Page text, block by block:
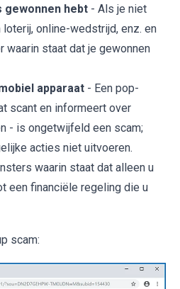
gewonnen hebt - Als je niet
loterij, online-wedstrijd, enz. en
staat dat je gewonnen
apparaat - Een pop-
scant en informeert over
- is ongetwijfeld een scam;
acties niet uitvoeren.
waarin staat dat alleen u
een financiële regeling die u
scam: